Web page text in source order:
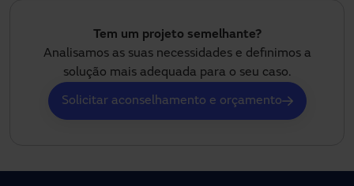
Tem um projeto semelhante?
Analisamos as suas necessidades e definimos a
solução mais adequada para o seu caso.
Solicitar aconselhamento e orçamento